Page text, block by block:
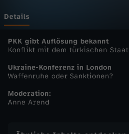
a
-
h
e
Details
PKK gibt Auflösung bekannt
Konflikt mit dem türkischen Staat
Ukraine-Konferenz in London
Waffenruhe oder Sanktionen?
Moderation:
Anne Arend